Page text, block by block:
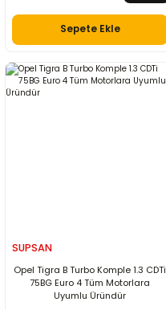
Sepete Ekle
SUPSAN
Opel Tigra B Turbo Komple 1.3 CDTi
75BG Euro 4 Tüm Motorlara
Uyumlu Üründür